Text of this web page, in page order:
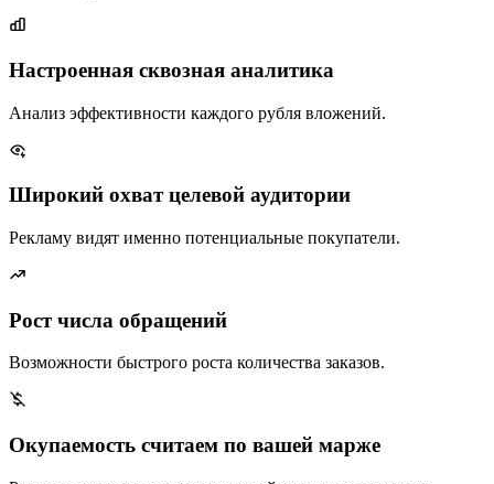
Настроенная сквозная аналитика
Анализ эффективности каждого рубля вложений.
Широкий охват целевой аудитории
Рекламу видят именно потенциальные покупатели.
Рост числа обращений
Возможности быстрого роста количества заказов.
Окупаемость считаем по вашей марже